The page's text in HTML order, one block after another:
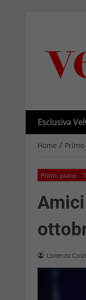
Esclusiva
Home /
Primo piano
Lorenzo